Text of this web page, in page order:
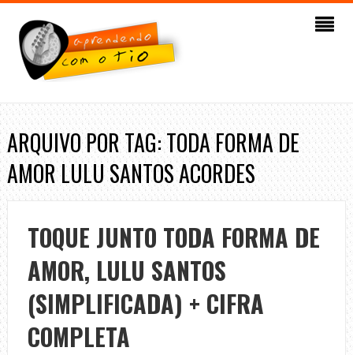
ARQUIVO POR TAG: TODA FORMA DE
AMOR LULU SANTOS ACORDES
TOQUE JUNTO TODA FORMA DE
AMOR, LULU SANTOS
(SIMPLIFICADA) + CIFRA
COMPLETA